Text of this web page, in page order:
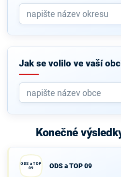
Jak se volilo ve vaší
Konečné
ODS a TOP
09
ODS a TOP 09